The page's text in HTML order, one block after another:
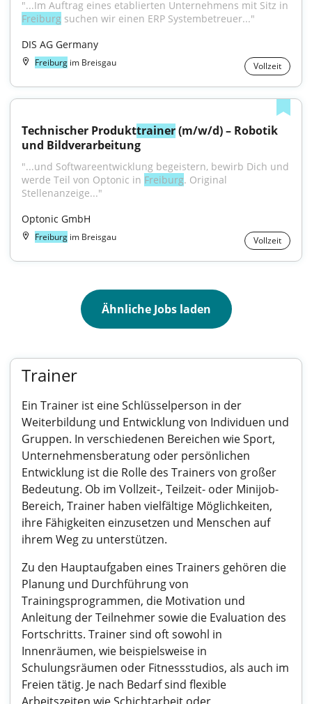
Freiburg suchen wir einen ERP Systembetreuer..."
DIS AG Germany
Freiburg im Breisgau Vollzeit
Technischer Produkttrainer (m/w/d) – Robotik
und Bildverarbeitung
"...und Softwareentwicklung begeistern, bewirb Dich und
werde Teil von Optonic in Freiburg. Original
Stellenanzeige..."
Optonic GmbH
Freiburg im Breisgau Vollzeit
Ähnliche Jobs laden
Trainer
Ein Trainer ist eine Schlüsselperson in der
Weiterbildung und Entwicklung von Individuen und
Gruppen. In verschiedenen Bereichen wie Sport,
Unternehmensberatung oder persönlichen
Entwicklung ist die Rolle des Trainers von großer
Bedeutung. Ob im Vollzeit-, Teilzeit- oder Minijob-
Bereich, Trainer haben vielfältige Möglichkeiten,
ihre Fähigkeiten einzusetzen und Menschen auf
ihrem Weg zu unterstützen.
Zu den Hauptaufgaben eines Trainers gehören die
Planung und Durchführung von
Trainingsprogrammen, die Motivation und
Anleitung der Teilnehmer sowie die Evaluation des
Fortschritts. Trainer sind oft sowohl in
Innenräumen, wie beispielsweise in
Schulungsräumen oder Fitnessstudios, als auch im
Freien tätig. Je nach Bedarf sind flexible